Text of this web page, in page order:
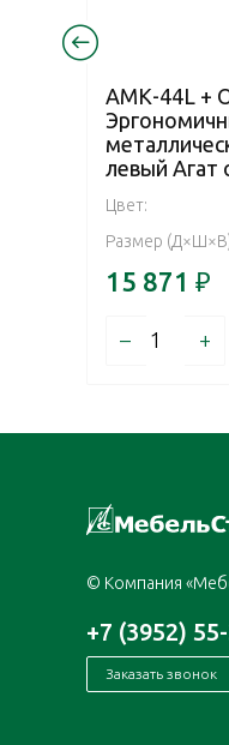
АМК-44L +
левый Агат
Цвет:
Размер
15 871 ₽
– +
© Компания
+7 (3952)
Заказать звонок